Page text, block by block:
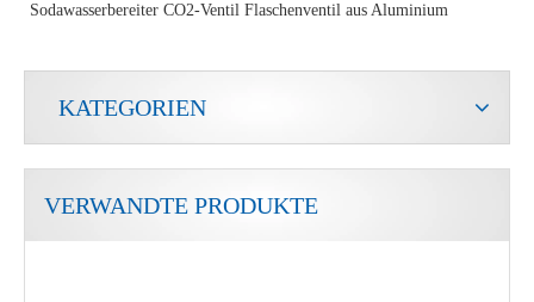
Sodawasserbereiter CO2-Ventil Flaschenventil aus Aluminium
KATEGORIEN
VERWANDTE PRODUKTE
Sian CO2 Soda Water Machine Flaschenventile Adapter